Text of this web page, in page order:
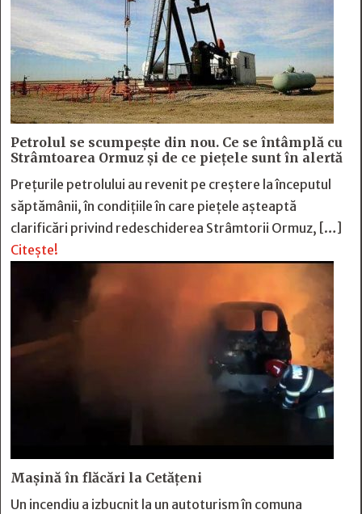
Petrolul se scumpește din nou. Ce se întâmplă cu
Strâmtoarea Ormuz și de ce piețele sunt în alertă
Prețurile petrolului au revenit pe creștere la începutul
săptămânii, în condițiile în care piețele așteaptă
clarificări privind redeschiderea Strâmtorii Ormuz, […]
Citește!
Mașină în flăcări la Cetățeni
Un incendiu a izbucnit la un autoturism în comuna